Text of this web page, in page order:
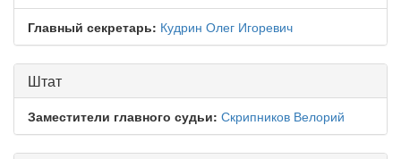
Главный секретарь: Кудрин Олег Игоревич
Штат
Заместители главного судьи: Скрипников Велорий